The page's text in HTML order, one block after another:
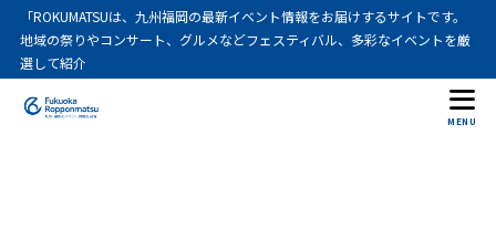
「ROKUMATSUは、九州福岡の最新イベント情報をお届けするサイトです。
地域の祭りやコンサート、グルメなどフェスティバル、多彩なイベントを厳
選して紹介
MENU